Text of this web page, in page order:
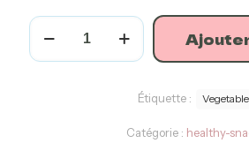
Catégorie : healthy-
Étiquette :